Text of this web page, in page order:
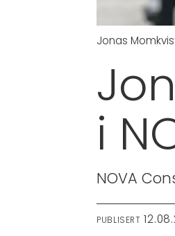
Jonas
i
NOVA
PUBLISERT